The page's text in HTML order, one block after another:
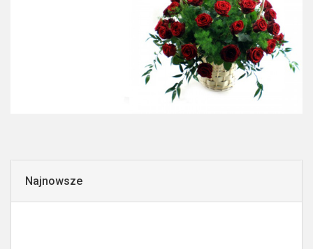
Najnowsze